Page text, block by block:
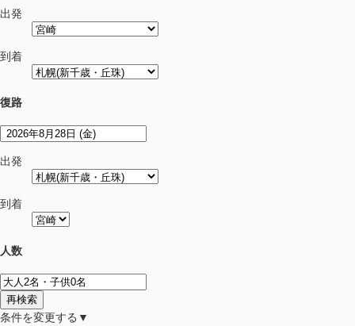
出発
到着
復路
出発
到着
人数
再検索
条件を変更する▼